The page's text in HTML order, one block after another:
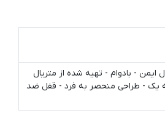
ایمن - بادوام - تهیه شده از متریال
یک - طراحی منحصر به فرد - قفل ضد